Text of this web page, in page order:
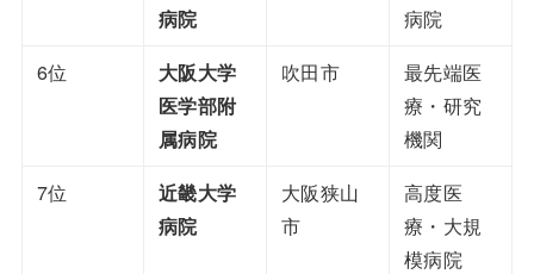
病院
病院
6位
大阪大学
医学部附
属病院
吹田市
最先端医
療・研究
機関
7位
近畿大学
病院
大阪狭山
市
高度医
療・大規
模病院